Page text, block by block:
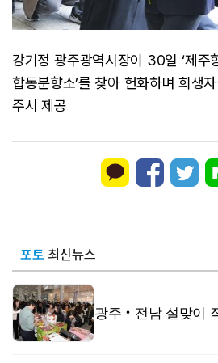
강기정 광주광역시장이 30일 ‘제주
합동분향소’를 찾아 헌화하며 희생
주시 제공
포토 최신뉴스
광주‧전남 설맞이